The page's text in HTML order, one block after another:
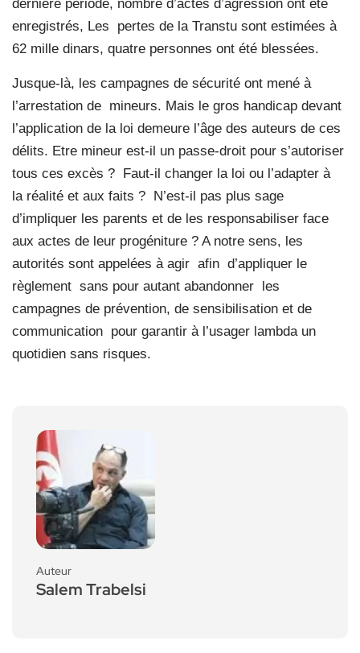
dernière période, nombre d’actes d’agression ont été
enregistrés, Les
pertes de la Transtu sont estimées à
62 mille dinars, quatre personnes ont été blessées.
Jusque-là, les campagnes de sécurité ont mené à
l’arrestation de mineurs. Mais le gros handicap devant
l’application de la loi demeure l’âge des auteurs de ces
délits. Etre mineur est-il un passe-droit pour s’autoriser
tous ces excès ? Faut-il changer la loi ou l’adapter à
la réalité et aux faits ? N’est-il pas plus sage
d’impliquer les parents et de les responsabiliser face
aux actes de leur progéniture ? A notre sens, les
autorités sont appelées à agir afin d’appliquer le
règlement sans pour autant abandonner les
campagnes de prévention, de sensibilisation et de
communication pour garantir à l’usager lambda un
quotidien sans risques.
Auteur
Salem Trabelsi